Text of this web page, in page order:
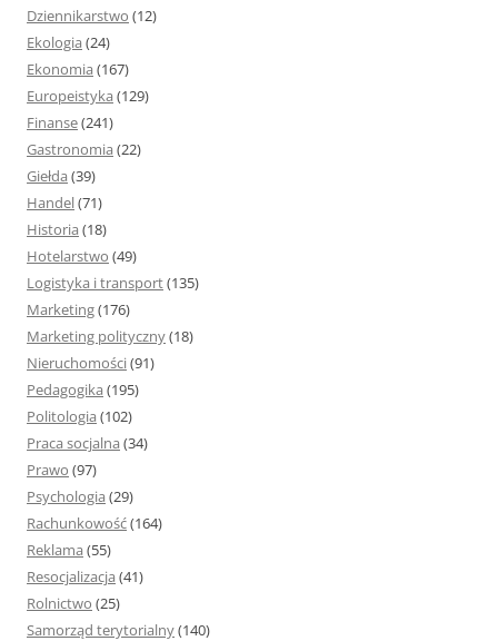
Dziennikarstwo (12)
Ekologia (24)
Ekonomia (167)
Europeistyka (129)
Finanse(241)
Gastronomia (22)
Giełda (39)
Handel(71)
Historia (18)
Hotelarstwo (49)
Logistyka i transport(135)
Marketing(176)
Marketing polityczny(18)
Nieruchomości(91)
Pedagogika (195)
Politologia (102)
Praca socjalna (34)
Prawo (97)
Psychologia (29)
Rachunkowość(164)
Reklama (55)
Resocjalizacja (41)
Rolnictwo (25)
Samorząd terytorialny(140)